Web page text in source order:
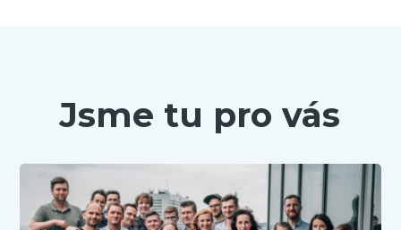
Jsme tu pro vás